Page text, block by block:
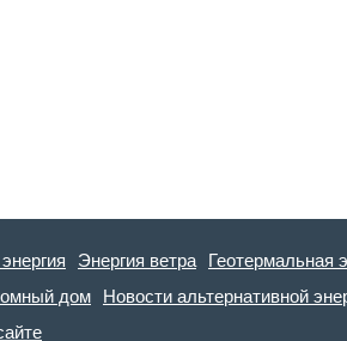
Энергия ветра Геотермальная
дом Новости альтернативной